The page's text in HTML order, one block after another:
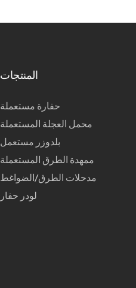
المنتجات
حفارة مستعملة
محمل العجلة المستعملة
بلدوزر مستعمل
ممهدة الطرق المستعملة
مدحلات الطرق/الضواغط
لودر حفار